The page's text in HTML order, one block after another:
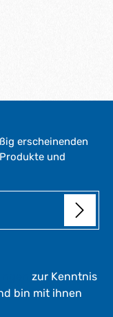
erscheinenden
und
zur Kenntnis
bin mit ihnen